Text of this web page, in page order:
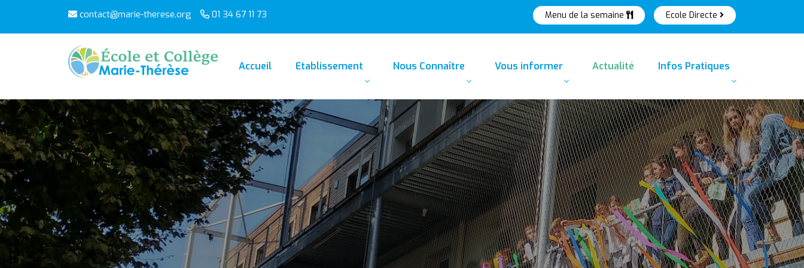
contact@marie-therese.org 01 34 67 11 73 Menu de la semaine Ecole Directe
Accueil Etablissement Nous Connaître Vous informer Actualité Infos Pratiques